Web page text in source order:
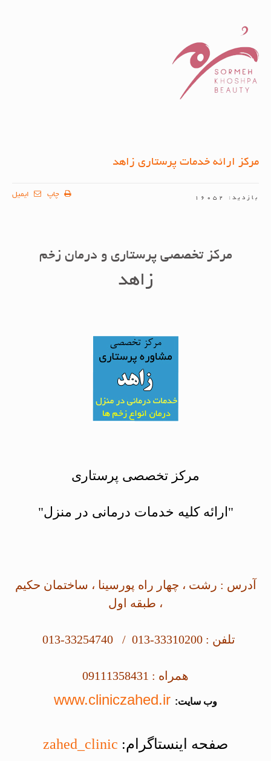
مرکز ارائه خدمات پرستاری زاهد
ایمیل چاپ بازدید: 16052
مرکز تخصصی پرستاری و درمان زخم
زاهد
مرکز تخصصی پرستاری
"ارائه کلیه خدمات درمانی در منزل"
آدرس : رشت ، چهار راه پورسینا ، ساختمان حکیم
، طبقه اول
تلفن : 33310200-013 / 33254740-013
همراه : 09111358431
وب سایت: www.cliniczahed.ir
صفحه اینستاگرام:zahed_clinic